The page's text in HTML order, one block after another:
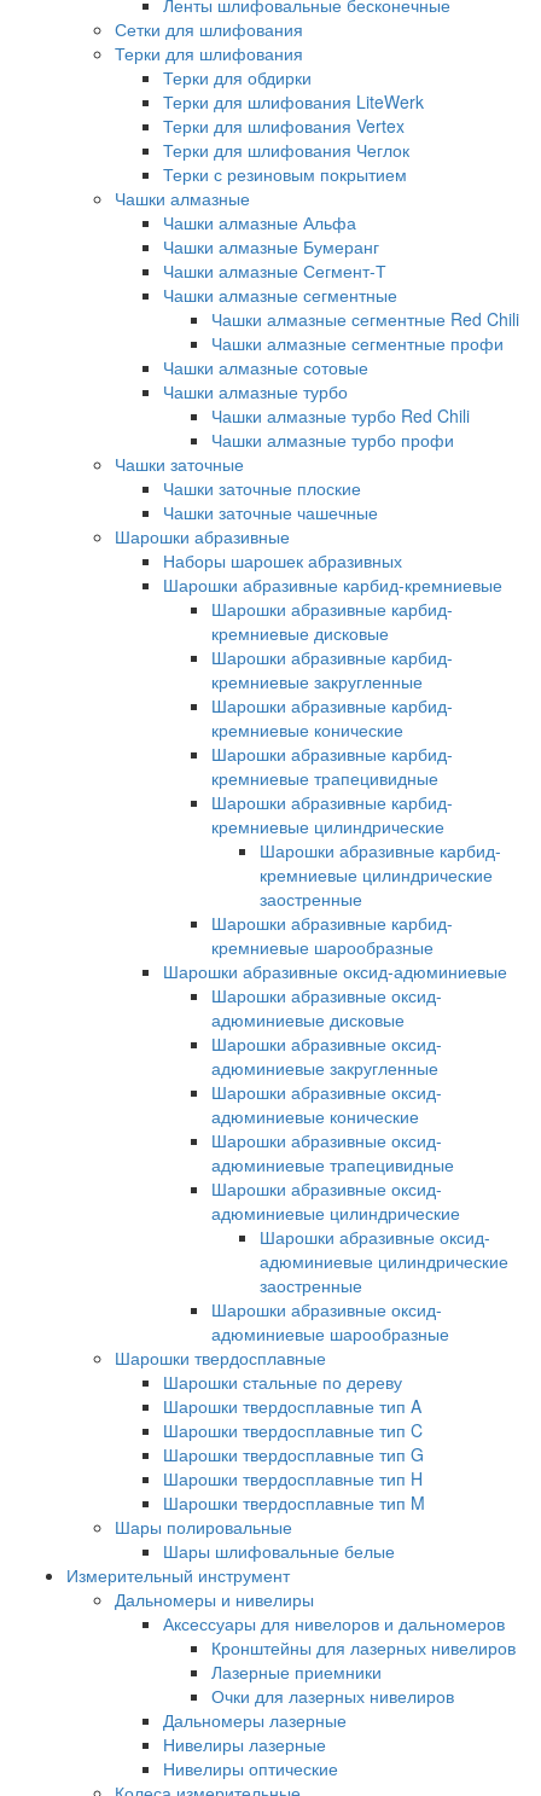
Ленты шлифовальные бесконечные
Сетки для шлифования
Терки для шлифования
Терки для обдирки
Терки для шлифования LiteWerk
Терки для шлифования Vertex
Терки для шлифования Чеглок
Терки с резиновым покрытием
Чашки алмазные
Чашки алмазные Альфа
Чашки алмазные Бумеранг
Чашки алмазные Сегмент-Т
Чашки алмазные сегментные
Чашки алмазные сегментные Red Chili
Чашки алмазные сегментные профи
Чашки алмазные сотовые
Чашки алмазные турбо
Чашки алмазные турбо Red Chili
Чашки алмазные турбо профи
Чашки заточные
Чашки заточные плоские
Чашки заточные чашечные
Шарошки абразивные
Наборы шарошек абразивных
Шарошки абразивные карбид-кремниевые
Шарошки абразивные карбид-
кремниевые дисковые
Шарошки абразивные карбид-
кремниевые закругленные
Шарошки абразивные карбид-
кремниевые конические
Шарошки абразивные карбид-
кремниевые трапецивидные
Шарошки абразивные карбид-
кремниевые цилиндрические
Шарошки абразивные карбид-
кремниевые цилиндрические
заостренные
Шарошки абразивные карбид-
кремниевые шарообразные
Шарошки абразивные оксид-адюминиевые
Шарошки абразивные оксид-
адюминиевые дисковые
Шарошки абразивные оксид-
адюминиевые закругленные
Шарошки абразивные оксид-
адюминиевые конические
Шарошки абразивные оксид-
адюминиевые трапецивидные
Шарошки абразивные оксид-
адюминиевые цилиндрические
Шарошки абразивные оксид-
адюминиевые цилиндрические
заостренные
Шарошки абразивные оксид-
адюминиевые шарообразные
Шарошки твердосплавные
Шарошки стальные по дереву
Шарошки твердосплавные тип A
Шарошки твердосплавные тип C
Шарошки твердосплавные тип G
Шарошки твердосплавные тип H
Шарошки твердосплавные тип M
Шары полировальные
Шары шлифовальные белые
Измерительный инструмент
Дальномеры и нивелиры
Аксессуары для нивелоров и дальномеров
Кронштейны для лазерных нивелиров
Лазерные приемники
Очки для лазерных нивелиров
Дальномеры лазерные
Нивелиры лазерные
Нивелиры оптические